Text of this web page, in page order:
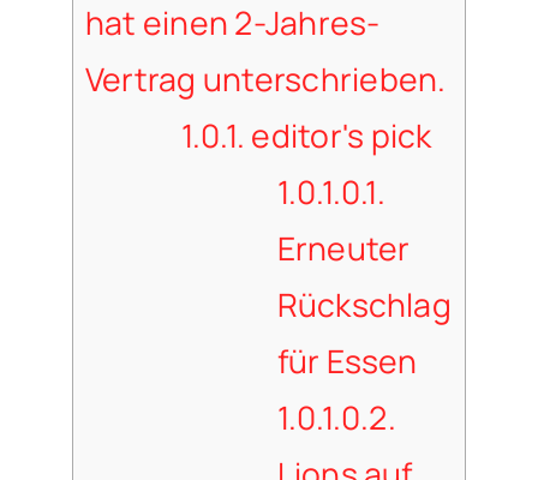
hat einen 2-Jahres-
Vertrag unterschrieben.
1.0.1. editor's pick
1.0.1.0.1.
Erneuter
Rückschlag
für Essen
1.0.1.0.2.